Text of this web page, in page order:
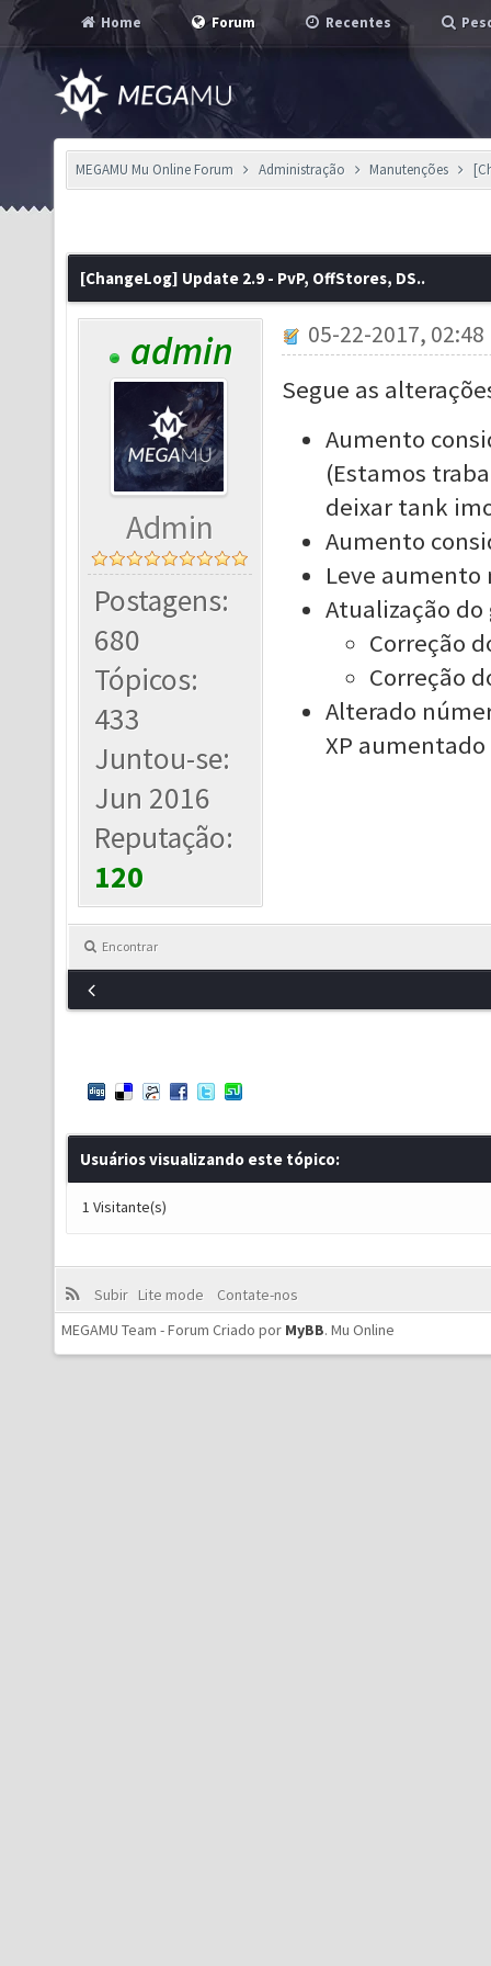
Home Forum Recentes
MEGAMU Mu Online Forum Administração Manutenções
[ChangeLog] Update 2.9 - PvP, OffStores, DS..
admin
Admin
Postagens:
680
Tópicos:
433
Juntou-se:
Jun 2016
Reputação:
120
05-22-2017, 02:48
Segue as
Aumento
(Estamos
deixar tank
Aumento
Leve aumento
Atualização
Correção
Correção
Alterado
XP
Encontrar
Usuários visualizando este tópico:
1 Visitante(s)
Subir Lite mode
Contate-nos
MEGAMU Team - Forum Criado por MyBB. Mu Online